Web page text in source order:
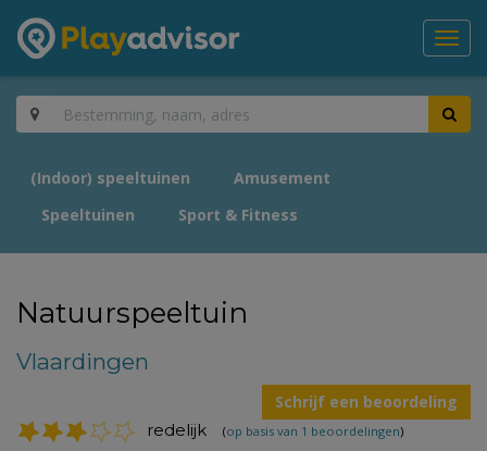
(Indoor) speeltuinen
Amusement
Speeltuinen
Sport & Fitness
Natuurspeeltuin
Vlaardingen
Schrijf een beoordeling
redelijk (op basis van 1 beoordelingen)